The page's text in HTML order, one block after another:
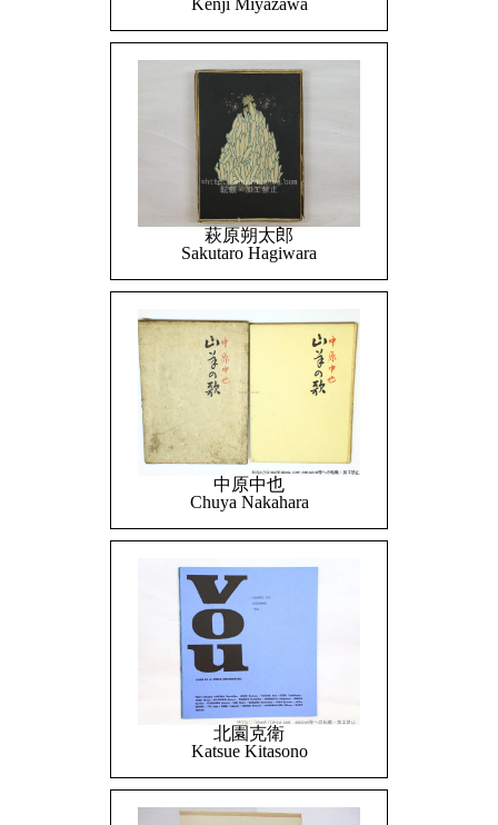
Kenji Miyazawa
萩原朔太郎
Sakutaro Hagiwara
中原中也
Chuya Nakahara
北園克衛
Katsue Kitasono